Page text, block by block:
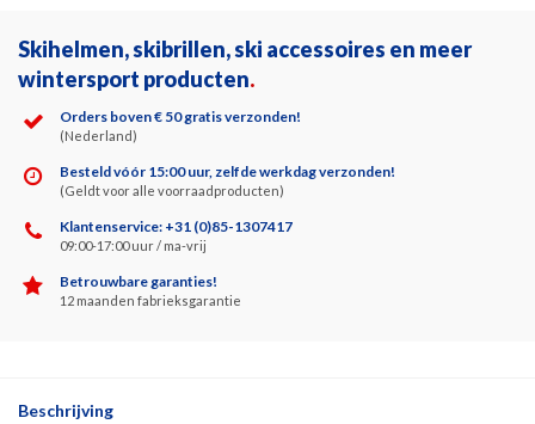
Skihelmen, skibrillen, ski accessoires en meer
wintersport producten.
Orders boven € 50 gratis verzonden!
(Nederland)
Besteld vóór 15:00 uur, zelfde werkdag verzonden!
(Geldt voor alle voorraadproducten)
Klantenservice: +31 (0)85-1307417
09:00-17:00 uur / ma-vrij
Betrouwbare garanties!
12 maanden fabrieksgarantie
Beschrijving